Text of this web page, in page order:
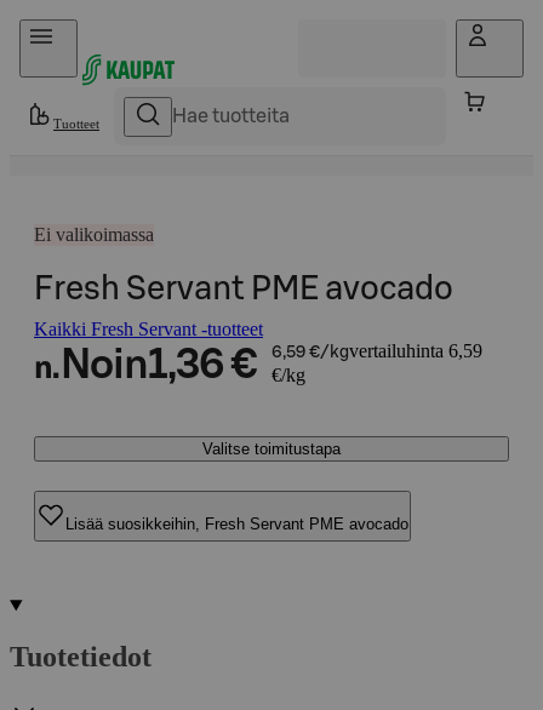
Hyppää sisältöön
Tuotteet
Ei valikoimassa
Fresh Servant PME avocado
Kaikki Fresh Servant -tuotteet
n. Noin1,36 € 6,59 €/kgvertailuhinta 6,59
€/kg
Valitse toimitustapa
Lisää suosikkeihin, Fresh Servant PME avocado
Tuotetiedot